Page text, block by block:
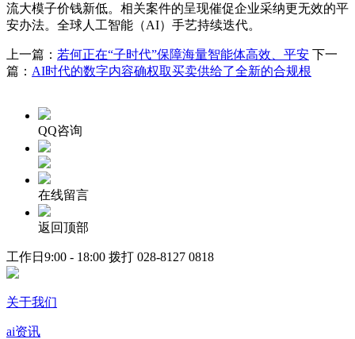
流大模子价钱新低。相关案件的呈现催促企业采纳更无效的平
安办法。全球人工智能（AI）手艺持续迭代。
上一篇： 若何正在“子时代”保障海量智能体高效、平安 下一
篇： AI时代的数字内容确权取买卖供给了全新的合规根
QQ咨询
在线留言
返回顶部
工作日9:00 - 18:00 拨打 028-8127 0818
关于我们
ai资讯